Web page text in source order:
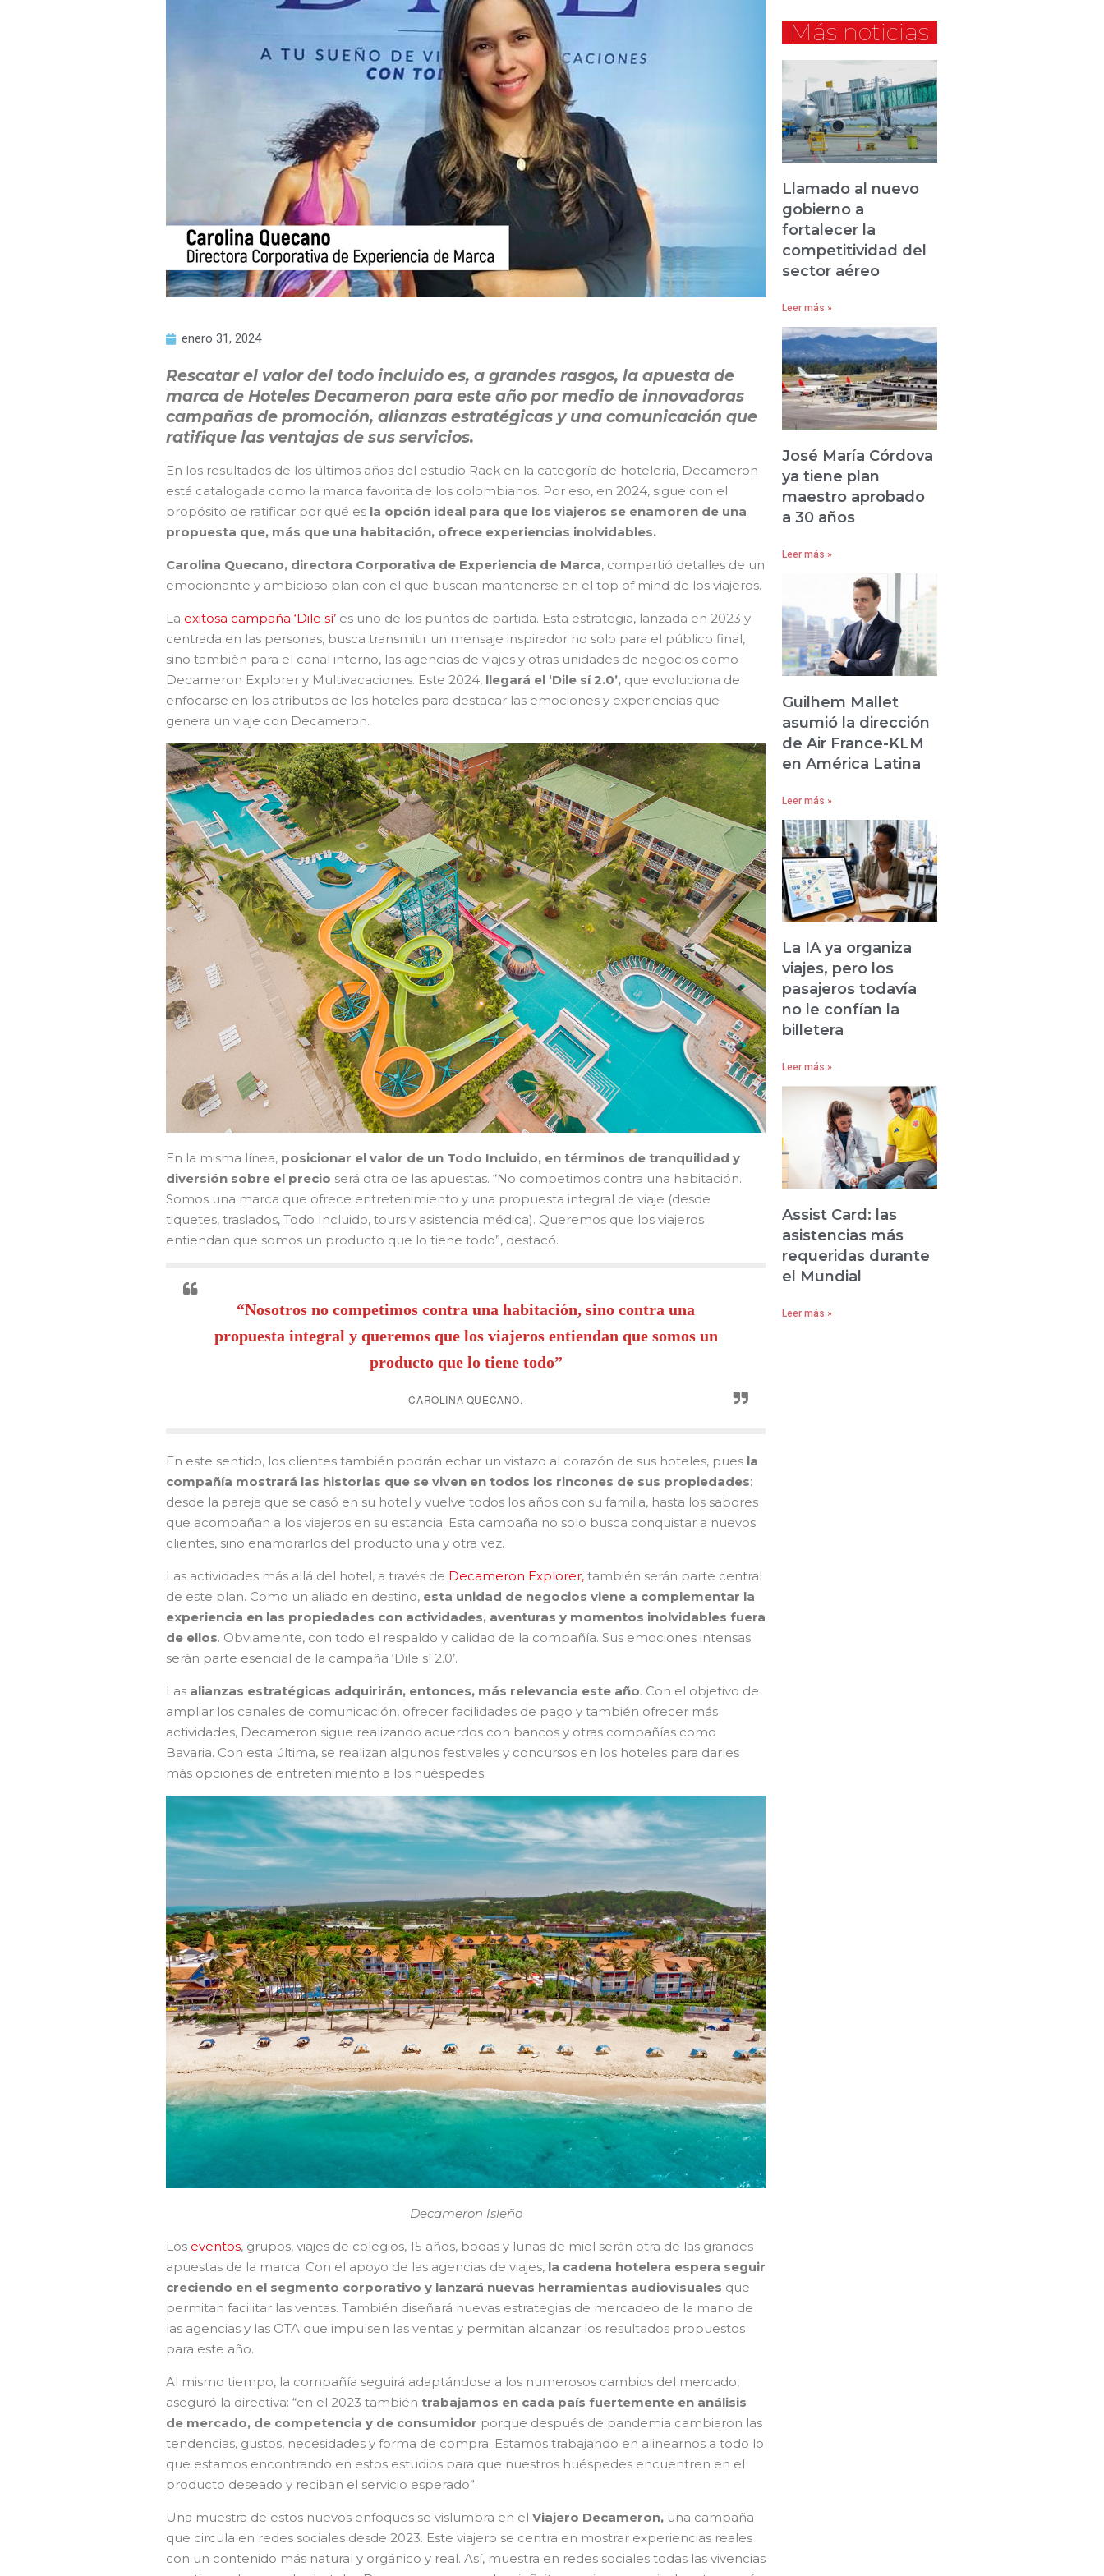
enero 31, 2024
Rescatar el valor del todo incluido es, a grandes rasgos, la apuesta de
marca de Hoteles Decameron para este año por medio de innovadoras
campañas de promoción, alianzas estratégicas y una comunicación que
ratifique las ventajas de sus servicios.
En los resultados de los últi­mos años del estudio Rack en la categoría de hoteleria, Decameron
está cataloga­da como la marca favorita de los colombianos. Por eso, en 2024, sigue con el
propó­sito de ratificar por qué es la opción ideal para que los viajeros se enamoren de una
propuesta que, más que una habitación, ofrece experien­cias inolvidables.
Carolina Quecano, directo­ra Corporativa de Experien­cia de Marca, compartió de­talles de un
emocionante y ambicioso plan con el que buscan mantenerse en el top of mind de los viajeros.
La exitosa campaña ‘Dile sí’ es uno de los puntos de partida. Esta estrategia, lanzada en 2023 y
centrada en las personas, busca transmitir un mensaje inspirador no solo para el público final,
sino también para el canal interno, las agencias de viajes y otras unidades de negocios como
Decameron Explorer y Multivacaciones. Este 2024, llegará el ‘Dile sí 2.0’, que evoluciona de
enfocarse en los atributos de los hoteles para destacar las emociones y experiencias que
genera un viaje con Decameron.
En la misma línea, posicionar el valor de un Todo Incluido, en términos de tranquilidad y
diversión sobre el precio será otra de las apuestas. “No competimos contra una habitación.
Somos una marca que ofrece entretenimiento y una propuesta integral de viaje (desde
tiquetes, traslados, Todo Incluido, tours y asistencia médica). Queremos que los viajeros
entiendan que somos un producto que lo tiene todo”, destacó.
“Nosotros no competimos contra una habitación, sino contra una
propuesta integral y queremos que los viajeros entiendan que somos un
producto que lo tiene todo”
CAROLINA QUECANO.
En este sentido, los clientes también podrán echar un vistazo al corazón de sus hoteles, pues la
compañía mostrará las historias que se viven en todos los rincones de sus propiedades:
desde la pareja que se casó en su hotel y vuelve todos los años con su familia, hasta los sabores
que acompañan a los viajeros en su estancia. Esta campaña no solo busca conquistar a nuevos
clientes, sino enamorarlos del producto una y otra vez.
Las actividades más allá del hotel, a través de Decameron Explorer, también serán parte central
de este plan. Como un aliado en destino, esta unidad de negocios viene a complementar la
experiencia en las propiedades con actividades, aventuras y momentos inolvidables fuera
de ellos. Obviamente, con todo el respaldo y calidad de la compañía. Sus emociones intensas
serán parte esencial de la campaña ‘Dile sí 2.0’.
Las alianzas estratégicas adquirirán, entonces, más relevancia este año. Con el objetivo de
ampliar los canales de comunicación, ofrecer facilidades de pago y también ofrecer más
actividades, Decameron sigue realizando acuerdos con bancos y otras compañías como
Bavaria. Con esta última, se realizan algunos festivales y concursos en los hoteles para darles
más opciones de entretenimiento a los huéspedes.
Decameron Isleño
Los eventos, grupos, viajes de colegios, 15 años, bodas y lunas de miel serán otra de las grandes
apuestas de la marca. Con el apoyo de las agencias de viajes, la cadena hotelera espera seguir
creciendo en el segmento corporativo y lanzará nuevas herramientas audiovisuales que
permitan facilitar las ventas. También diseñará nuevas estrategias de mercadeo de la mano de
las agencias y las OTA que impulsen las ventas y permitan alcanzar los resultados propuestos
para este año.
Al mismo tiempo, la compañía seguirá adaptándose a los numerosos cambios del mercado,
aseguró la directiva: “en el 2023 también trabajamos en cada país fuertemente en análisis
de mercado, de competencia y de consumidor porque después de pandemia cambiaron las
tendencias, gustos, necesidades y forma de compra. Estamos trabajando en alinearnos a todo lo
que estamos encontrando en estos estudios para que nuestros huéspedes encuentren en el
producto deseado y reciban el servicio esperado”.
Una muestra de estos nuevos enfoques se vislumbra en el Viajero Decameron, una campaña
que circula en redes sociales desde 2023. Este viajero se centra en mostrar experiencias reales
con un contenido más natural y orgánico y real. Así, muestra en redes sociales todas las vivencias
Más noticias
Llamado al nuevo
gobierno a
fortalecer la
competitividad del
sector aéreo
Leer más »
José María Córdova
ya tiene plan
maestro aprobado
a 30 años
Leer más »
Guilhem Mallet
asumió la dirección
de Air France-KLM
en América Latina
Leer más »
La IA ya organiza
viajes, pero los
pasajeros todavía
no le confían la
billetera
Leer más »
Assist Card: las
asistencias más
requeridas durante
el Mundial
Leer más »